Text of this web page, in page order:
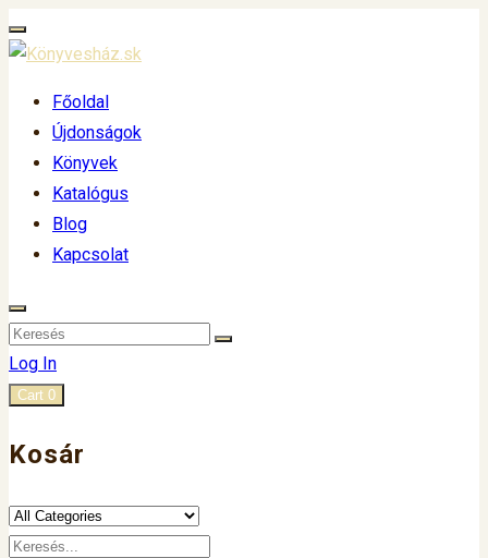
Főoldal
Újdonságok
Könyvek
Katalógus
Blog
Kapcsolat
Log In
Cart 0
Kosár